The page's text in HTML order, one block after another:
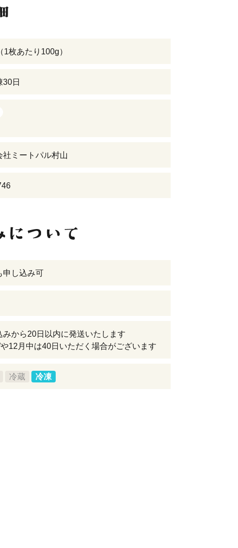
1枚あたり100g）
30日
社ミートパル村山
申し込み可
みから20日以内に発送いたします
12月中は40日いただく場合がございます
冷蔵 冷凍